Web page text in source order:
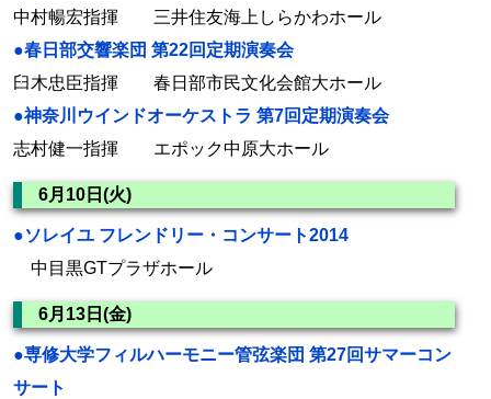
中村暢宏指揮 三井住友海上しらかわホール
●春日部交響楽団 第22回定期演奏会
臼木忠臣指揮 春日部市民文化会館大ホール
●神奈川ウインドオーケストラ 第7回定期演奏会
志村健一指揮 エポック中原大ホール
6月10日(火)
●ソレイユ フレンドリー・コンサート2014
中目黒GTプラザホール
6月13日(金)
●専修大学フィルハーモニー管弦楽団 第27回サマーコン
サート